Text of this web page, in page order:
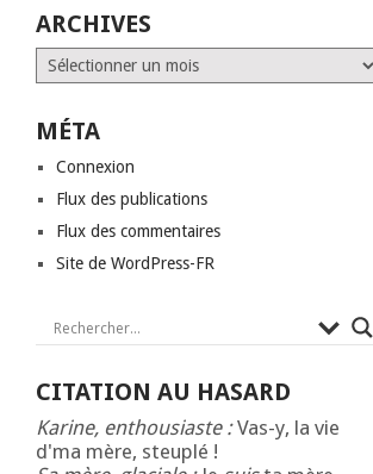
ARCHIVES
Archives
MÉTA
Connexion
Flux des publications
Flux des commentaires
Site de WordPress-FR
CITATION AU HASARD
Karine, enthousiaste :Vas-y, la vie
d'ma mère, steuplé !